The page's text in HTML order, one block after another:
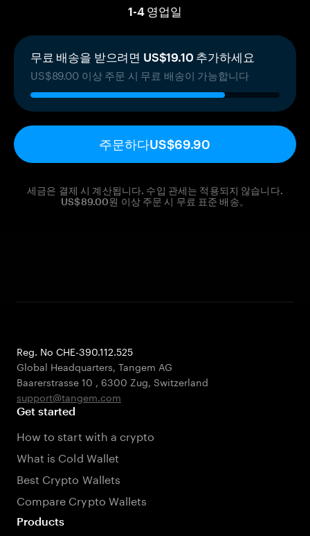
1-4 영업일
무료 배송을 받으려면 US$19.10 추가하세요
US$89.00 이상 주문 시 무료 배송이 가능합니다
주문하다US$69.90
세금은 결제 시 계산됩니다. 수입 관세는 적용되지 않습니다.
US$89.00원 이상 주문 시 무료 표준 배송。
Reg. No CHE-390.112.525
Global Headquarters, Tangem AG
Baarerstrasse 10 , 6300 Zug, Switzerland
support@tangem.com
Get started
How to start with a crypto
What is Cold Wallet
Best Crypto Wallets
Compare Crypto Wallets
Products